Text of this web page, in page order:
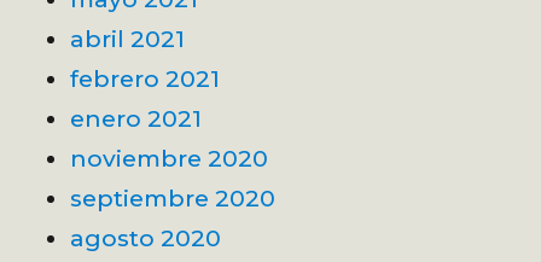
abril 2021
febrero 2021
enero 2021
noviembre 2020
septiembre 2020
agosto 2020